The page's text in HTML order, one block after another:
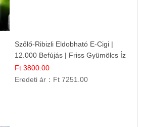
Szőlő-Ribizli Eldobható E-Cigi |
12.000 Befújás | Friss Gyümölcs Íz
Ft 3800.00
Eredeti ár： Ft 7251.00